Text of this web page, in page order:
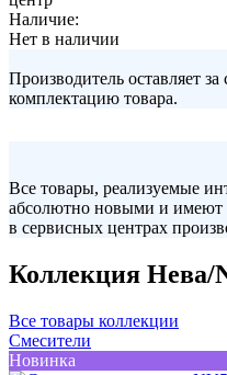
Наличие:
Нет в наличии
Производитель оставляет
комплектацию товара.
Все товары, реализуемые
абсолютно новыми и имеют
в сервисных центрах
Коллекция Нева/
Все товары коллекции
Смесители
Новинка